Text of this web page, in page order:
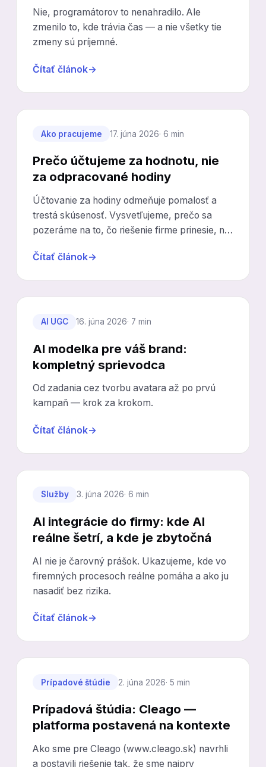
Nie, programátorov to nenahradilo. Ale
zmenilo to, kde trávia čas — a nie všetky tie
zmeny sú príjemné.
Čítať článok→
Ako pracujeme 17. júna 2026· 6 min
Prečo účtujeme za hodnotu, nie
za odpracované hodiny
Účtovanie za hodiny odmeňuje pomalosť a
trestá skúsenosť. Vysvetľujeme, prečo sa
pozeráme na to, čo riešenie firme prinesie, nie
Čítať článok→
AI UGC 16. júna 2026· 7 min
AI modelka pre váš brand:
kompletný sprievodca
Od zadania cez tvorbu avatara až po prvú
kampaň — krok za krokom.
Čítať článok→
Služby 3. júna 2026· 6 min
AI integrácie do firmy: kde AI
reálne šetrí, a kde je zbytočná
AI nie je čarovný prášok. Ukazujeme, kde vo
firemných procesoch reálne pomáha a ako ju
nasadiť bez rizika.
Čítať článok→
Prípadové štúdie 2. júna 2026· 5 min
Prípadová štúdia: Cleago —
platforma postavená na kontexte
Ako sme pre Cleago (www.cleago.sk) navrhli
a postavili riešenie tak, že sme najprv